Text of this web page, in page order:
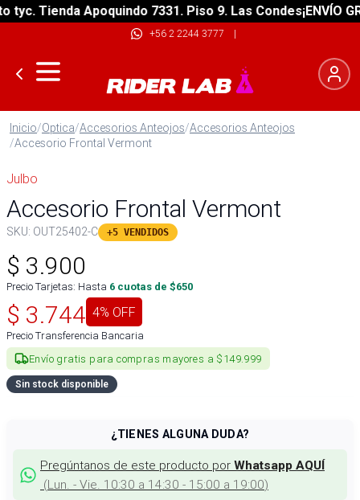
Tienda Apoquindo 7331. Piso 9. Las Condes¡ENVÍO
+56 2 2244 3777 |
Inicio/Optica/Accesorios Anteojos/Accesorios Anteojos
/Accesorio Frontal Vermont
Julbo
Accesorio Frontal Vermont
SKU: OUT25402-C +5 VENDIDOS
$ 3.900
Precio Tarjetas: Hasta 6 cuotas de $650
$ 3.744 4% OFF
Precio Transferencia Bancaria
Envío gratis para compras mayores a $149.999
Sin stock disponible
¿TIENES ALGUNA DUDA?
Pregúntanos de este producto por Whatsapp AQUÍ
(Lun. - Vie. 10:30 a 14:30 - 15:00 a 19:00)